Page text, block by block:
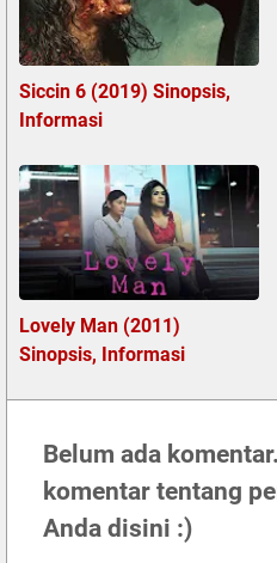
Siccin 6 (2019) Sinopsis,
Informasi
Lovely Man (2011)
Sinopsis, Informasi
Belum ada
komentar tentang
Anda disini :)